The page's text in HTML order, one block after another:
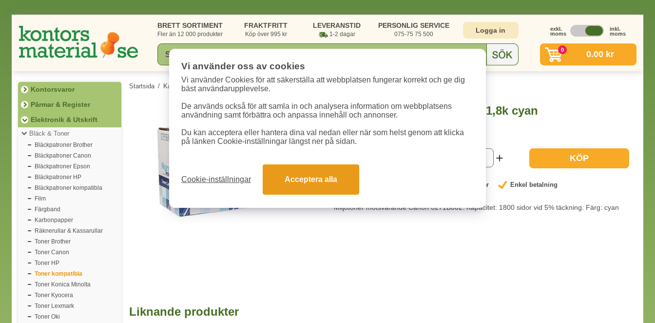
BRETT SORTIMENT
Fler än 12 000 produkter
FRAKTFRITT
Köp över 995 kr
LEVERANSTID
1-2 dagar
PERSONLIG SERVICE
075-75 75 500 Logga in
exkl.
moms
inkl.
moms
0 0.00 kr
Kontorsvaror
Pärmar & Register
Elektronik & Utskrift
Bläck & Toner
Bläckpatroner Brother
Bläckpatroner Canon
Bläckpatroner Epson
Bläckpatroner HP
Bläckpatroner kompatibla
Film
Färgband
Karbonpapper
Räknerullar & Kassarullar
Toner Brother
Toner Canon
Toner HP
Toner kompatibla
Toner Konica Minolta
Toner Kyocera
Toner Lexmark
Toner Oki
Startsida / Kategorier / Elektronik & Utskrift / Bläck & Toner Toner kompatibla Toner NO Canon 6271B002 1,8k cyan
Toner NO Canon 6271B002 1,8k cyan
Art.nr:20050480 Enhet:1 st 1-2 dagar
KÖP
Garanterat låga priser Enkel betalning
Miljötoner motsvarande Canon 6271B002. Kapacitet: 1800 sidor vid 5% täckning. Färg: cyan
Liknande produkter
Vi använder oss av cookies
Vi använder Cookies för att säkerställa att webbplatsen fungerar korrekt och ge dig
bäst användarupplevelse.
De används också för att samla in och analysera information om webbplatsens
användning samt förbättra och anpassa innehåll och annonser.
Du kan acceptera eller hantera dina val nedan eller när som helst genom att klicka
på länken Cookie-inställningar längst ner på sidan.
Cookie-inställningar Acceptera alla